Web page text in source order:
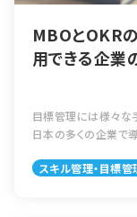
MBOとOKR
用できる企業
目標管理には様々な
日本の多くの企業で
れつつあります。ここ
スキル管理・目標管